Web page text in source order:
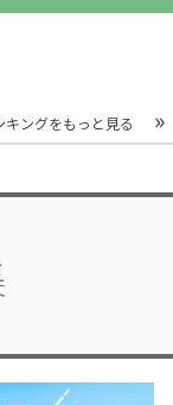
キングをもっと見る